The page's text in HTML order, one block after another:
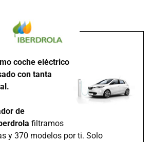
coche eléctrico
con tanta
de
filtramos
y 370 modelos por ti. Solo